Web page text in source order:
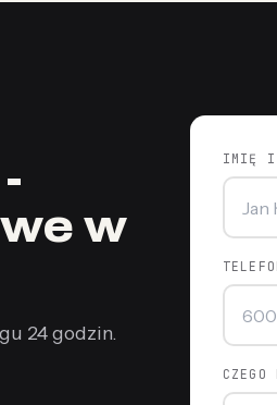
w
24 godzin.
IMIĘ I
CZEGO